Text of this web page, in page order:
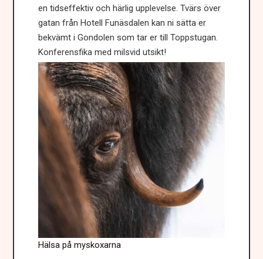
en tidseffektiv och härlig upplevelse. Tvärs över
gatan från Hotell Funäsdalen kan ni sätta er
bekvämt i Gondolen som tar er till Toppstugan.
Konferensfika med milsvid utsikt!
Hälsa på myskoxarna